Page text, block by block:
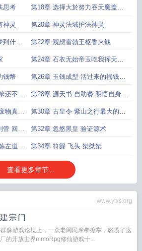
思考 第18章 选择大於努力吞天魔盖发
狂的段德
神灵 第20章 神灵法域护法神灵
到什么 第22章 观想雷勃王枢香火钱
第24章 石衣无始帝玉吃我挥天披
风
钱幣 第26章 玉钱成型 活过来的摇钱树
不折寿算什么旁门左道
还不能 第28章 源天书 自助餐 明悟自身旁
门左道的大道方向
物真该 第30章 古皇令 紫山之行最大的收
穫 说谢谢
管 回归 第32章 忽悠黑皇 验证源术
左道之 第34章 符籙 飞头 桀桀桀
查看更多章节...
www.ytxs.org
宗门
像游戏论坛上，一众老网民摩拳擦掌，怒喷了这
的开放世界mmoRpg修仙游戏十...